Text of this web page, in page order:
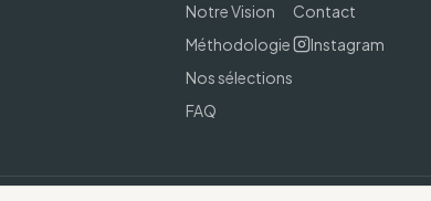
Notre Vision
Méthodologie
Nos sélections
FAQ
Contact
Instagram